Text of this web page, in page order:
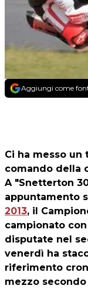
Aggiungi come
Ci ha messo un
comando della
A "Snetterton
appuntamento
2013, il
campionato
disputate nel
venerdì ha
riferimento
mezzo